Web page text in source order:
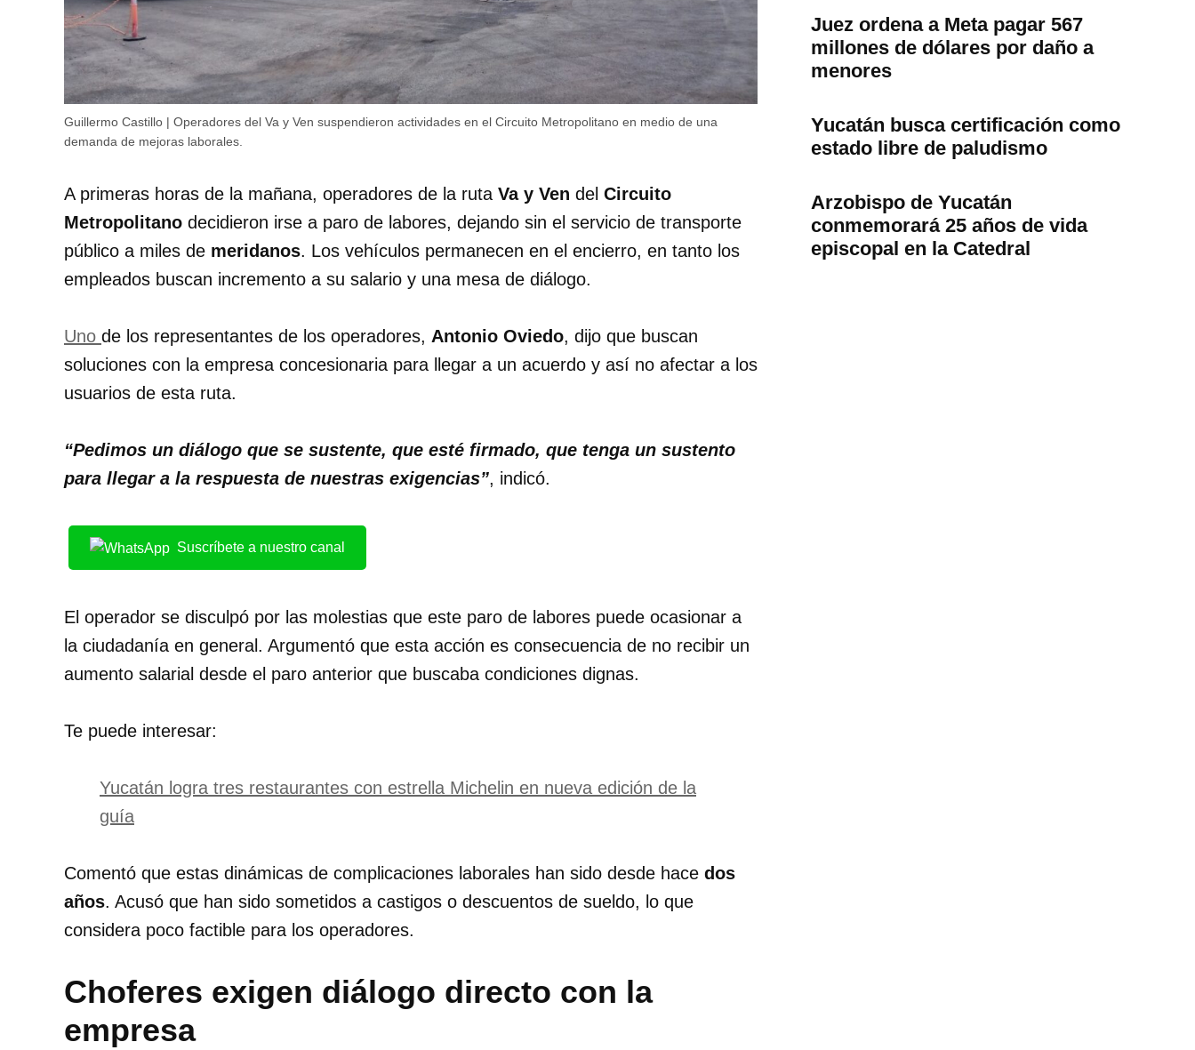
Guillermo Castillo | Operadores del Va y Ven suspendieron actividades en el Circuito Metropolitano en medio de una
demanda de mejoras laborales.
A primeras horas de la mañana, operadores de la ruta Va y Ven del Circuito
Metropolitano decidieron irse a paro de labores, dejando sin el servicio de transporte
público a miles de meridanos. Los vehículos permanecen en el encierro, en tanto los
empleados buscan incremento a su salario y una mesa de diálogo.
Uno de los representantes de los operadores, Antonio Oviedo, dijo que buscan
soluciones con la empresa concesionaria para llegar a un acuerdo y así no afectar a los
usuarios de esta ruta.
“Pedimos un diálogo que se sustente, que esté firmado, que tenga un sustento
para llegar a la respuesta de nuestras exigencias”, indicó.
Suscríbete a nuestro canal
El operador se disculpó por las molestias que este paro de labores puede ocasionar a
la ciudadanía en general. Argumentó que esta acción es consecuencia de no recibir un
aumento salarial desde el paro anterior que buscaba condiciones dignas.
Te puede interesar:
Yucatán logra tres restaurantes con estrella Michelin en nueva edición de la
guía
Comentó que estas dinámicas de complicaciones laborales han sido desde hace dos
años. Acusó que han sido sometidos a castigos o descuentos de sueldo, lo que
considera poco factible para los operadores.
Choferes exigen diálogo directo con la
empresa
Juez ordena a Meta pagar 567
millones de dólares por daño a
menores
Yucatán busca certificación como
estado libre de paludismo
Arzobispo de Yucatán
conmemorará 25 años de vida
episcopal en la Catedral